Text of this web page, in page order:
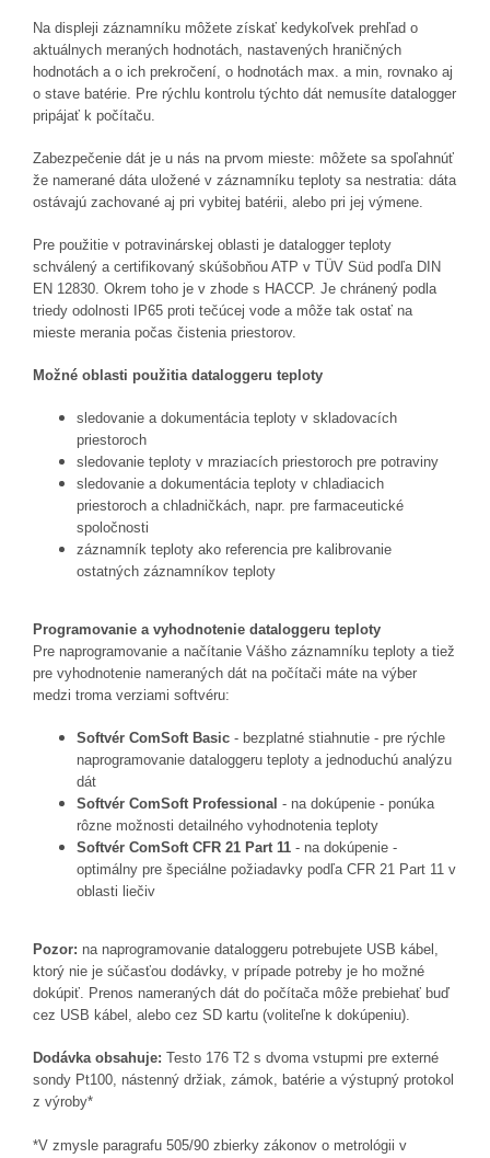
Na displeji záznamníku môžete získať kedykoľvek prehľad o
aktuálnych meraných hodnotách, nastavených hraničných
hodnotách a o ich prekročení, o hodnotách max. a min, rovnako aj
o stave batérie. Pre rýchlu kontrolu týchto dát nemusíte datalogger
pripájať k počítaču.
Zabezpečenie dát je u nás na prvom mieste: môžete sa spoľahnúť
že namerané dáta uložené v záznamníku teploty sa nestratia: dáta
ostávajú zachované aj pri vybitej batérii, alebo pri jej výmene.
Pre použitie v potravinárskej oblasti je datalogger teploty
schválený a certifikovaný skúšobňou ATP v TÜV Süd podľa DIN
EN 12830. Okrem toho je v zhode s HACCP. Je chránený podla
triedy odolnosti IP65 proti tečúcej vode a môže tak ostať na
mieste merania počas čistenia priestorov.
Možné oblasti použitia dataloggeru teploty
sledovanie a dokumentácia teploty v skladovacích
priestoroch
sledovanie teploty v mraziacích priestoroch pre potraviny
sledovanie a dokumentácia teploty v chladiacich
priestoroch a chladničkách, napr. pre farmaceutické
spoločnosti
záznamník teploty ako referencia pre kalibrovanie
ostatných záznamníkov teploty
Programovanie a vyhodnotenie dataloggeru teploty
Pre naprogramovanie a načítanie Vášho záznamníku teploty a tiež
pre vyhodnotenie nameraných dát na počítači máte na výber
medzi troma verziami softvéru:
Softvér ComSoft Basic - bezplatné stiahnutie - pre rýchle
naprogramovanie dataloggeru teploty a jednoduchú analýzu
dát
Softvér ComSoft Professional - na dokúpenie - ponúka
rôzne možnosti detailného vyhodnotenia teploty
Softvér ComSoft CFR 21 Part 11 - na dokúpenie -
optimálny pre špeciálne požiadavky podľa CFR 21 Part 11 v
oblasti liečiv
Pozor: na naprogramovanie dataloggeru potrebujete USB kábel,
ktorý nie je súčasťou dodávky, v prípade potreby je ho možné
dokúpiť. Prenos nameraných dát do počítača môže prebiehať buď
cez USB kábel, alebo cez SD kartu (voliteľne k dokúpeniu).
Dodávkaobsahuje: Testo 176 T2 s dvoma vstupmi pre externé
sondy Pt100, nástenný držiak, zámok, batérie a výstupný protokol
z výroby*
*V zmysle paragrafu 505/90 zbierky zákonov o metrológii v